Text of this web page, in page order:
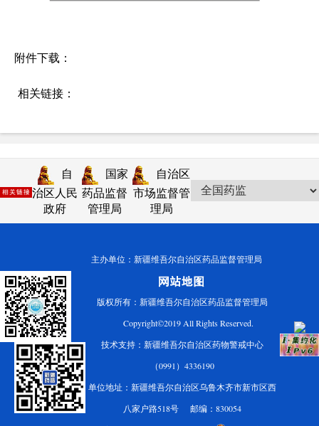
附件下载：
相关链接：
自
治区人民
政府
国家
药品监督
管理局
自治区
市场监督管
理局
主办单位：新疆维吾尔自治区药品监督管理局
版权所有：新疆维吾尔自治区药品监督管理局
Copyright©2019 All Rights Reserved.
技术支持：新疆维吾尔自治区药物警戒中心
（0991）4336190
单位地址：新疆维吾尔自治区乌鲁木齐市新市区西
八家户路518号 邮编：830054